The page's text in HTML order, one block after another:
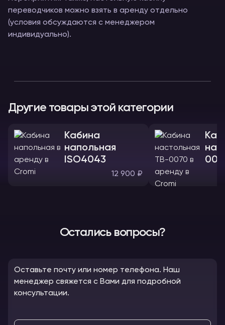
переводчиков можно взять в аренду отдельно
(условия обсуждаются с менеджером
индивидуально).
Другие товары этой категории
Кабина
напольная
ISO4043
12 900 ₽
Остались вопросы?
Оставьте почту или номер телефона. Наш
менеджер свяжется с Вами для подробной
консультации.